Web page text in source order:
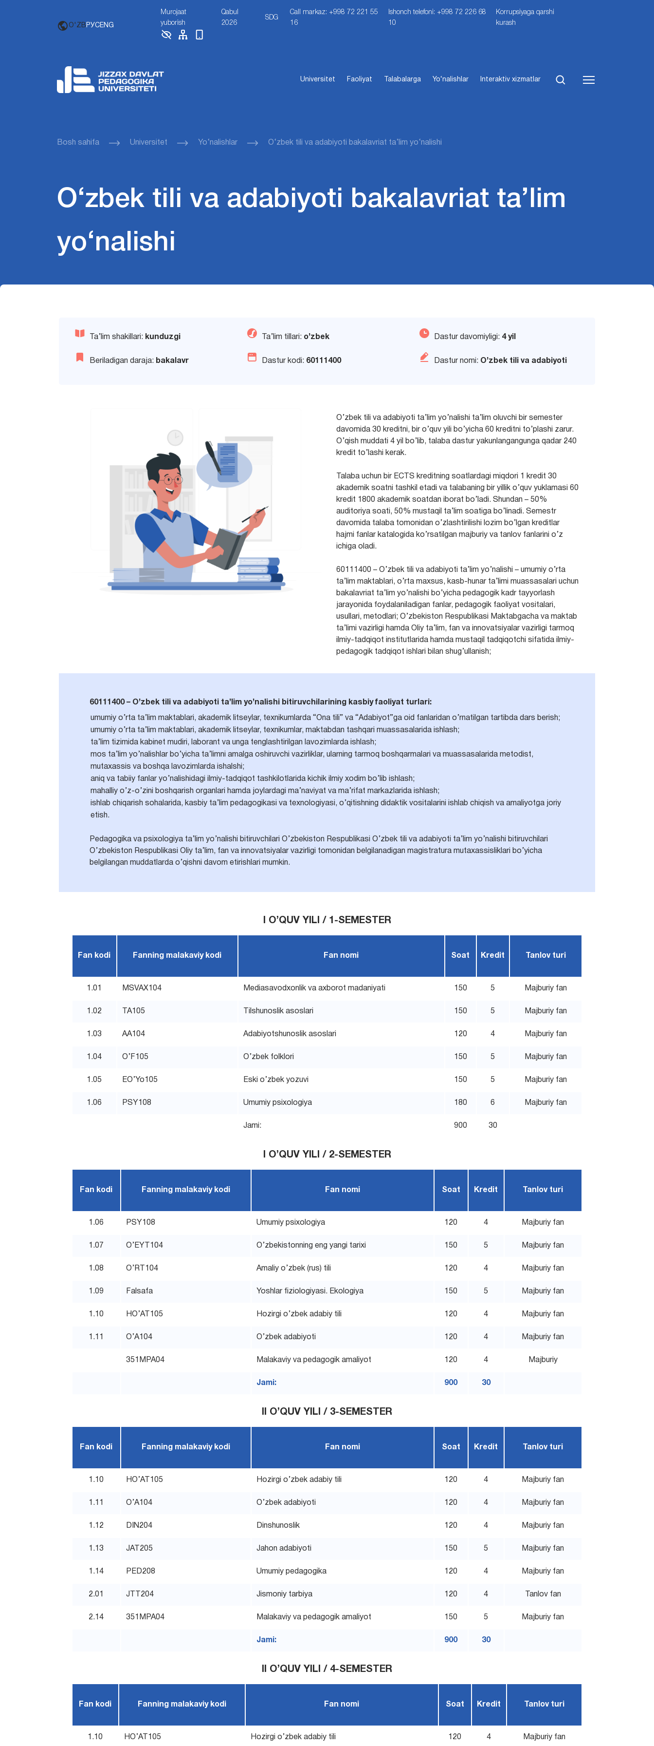
O'ZB РУСENG
Murojaat
yuborish
Qabul
2026
SDG
Call markaz: +998 72 221 55
16
Ishonch telefoni: +998 72 226 68
10
Korrupsiyaga qarshi
kurash
Universitet Faoliyat Talabalarga Yo‘nalishlar Interaktiv xizmatlar
Bosh sahifa Universitet Yo‘nalishlar O‘zbek tili va adabiyoti bakalavriat ta’lim yo‘nalishi
O‘zbek tili va adabiyoti bakalavriat ta’lim
yo‘nalishi
Ta’lim shakillari: kunduzgi
Beriladigan daraja: bakalavr
Ta’lim tillari: o’zbek
Dastur kodi: 60111400
Dastur davomiyligi: 4 yil
Dastur nomi: O’zbek tili va adabiyoti
O’zbek tili va adabiyoti ta’lim yo’nalishi ta’lim oluvchi bir semester
davomida 30 kreditni, bir o’quv yili bo’yicha 60 kreditni to’plashi zarur.
O’qish muddati 4 yil bo’lib, talaba dastur yakunlangangunga qadar 240
kredit to’lashi kerak.
Talaba uchun bir ECTS kreditning soatlardagi miqdori 1 kredit 30
akademik soatni tashkil etadi va talabaning bir yillik o’quv yuklamasi 60
kredit 1800 akademik soatdan iborat bo’ladi. Shundan – 50%
auditoriya soati, 50% mustaqil ta’lim soatiga bo’linadi. Semestr
davomida talaba tomonidan o’zlashtirilishi lozim bo’lgan kreditlar
hajmi fanlar katalogida ko’rsatilgan majburiy va tanlov fanlarini o’z
ichiga oladi.
60111400 – O’zbek tili va adabiyoti ta’lim yo’nalishi – umumiy o’rta
ta’lim maktablari, o’rta maxsus, kasb-hunar ta’limi muassasalari uchun
bakalavriat ta’lim yo’nalishi bo’yicha pedagogik kadr tayyorlash
jarayonida foydalaniladigan fanlar, pedagogik faoliyat vositalari,
usullari, metodlari; O’zbekiston Respublikasi Maktabgacha va maktab
ta’limi vazirligi hamda Oliy ta’lim, fan va innovatsiyalar vazirligi tarmoq
ilmiy-tadqiqot institutlarida hamda mustaqil tadqiqotchi sifatida ilmiy-
pedagogik tadqiqot ishlari bilan shug’ullanish;
60111400 – O’zbek tili va adabiyoti ta’lim yo’nalishi bitiruvchilarining kasbiy faoliyat turlari:
umumiy о’rta ta’lim maktablari, akademik litseylar, texnikumlarda “Ona tili” va “Adabiyot”ga oid fanlaridan o’rnatilgan tartibda dars berish;
umumiy о’rta ta’lim maktablari, akademik litseylar, texnikumlar, maktabdan tashqari muassasalarida ishlash;
ta’lim tizimida kabinet mudiri, laborant va unga tenglashtirilgan lavozimlarda ishlash;
mos ta’lim yo’nalishlar bo’yicha ta’limni amalga oshiruvchi vazirliklar, ularning tarmoq boshqarmalari va muassasalarida metodist,
mutaxassis va boshqa lavozimlarda ishalshi;
aniq va tabiiy fanlar yo’nalishidagi ilmiy-tadqiqot tashkilotlarida kichik ilmiy xodim bo’lib ishlash;
mahalliy o’z-o’zini boshqarish organlari hamda joylardagi ma’naviyat va ma’rifat markazlarida ishlash;
ishlab chiqarish sohalarida, kasbiy ta’lim pedagogikasi va texnologiyasi, o’qitishning didaktik vositalarini ishlab chiqish va amaliyotga joriy
etish.
Pedagogika va psixologiya ta’lim yo’nalishi bitiruvchilari O’zbekiston Respublikasi O’zbek tili va adabiyoti ta’lim yo’nalishi bitiruvchilari
O’zbekiston Respublikasi Oliy ta’lim, fan va innovatsiyalar vazirligi tomonidan belgilanadigan magistratura mutaxassisliklari bo’yicha
belgilangan muddatlarda o’qishni davom etirishlari mumkin.
I O’QUV YILI / 1-SEMESTER
Fan kodi Fanning malakaviy kodi Fan nomi Soat Kredit Tanlov turi
1.01 MSVAX104 Mediasavodxonlik va axborot madaniyati 150 5 Majburiy fan
1.02 TA105 Tilshunoslik asoslari 150 5 Majburiy fan
1.03 AA104 Adabiyotshunoslik asoslari 120 4 Majburiy fan
1.04 O’F105 O’zbek folklori 150 5 Majburiy fan
1.05 EO’Yo105 Eski o’zbek yozuvi 150 5 Majburiy fan
1.06 PSY108 Umumiy psixologiya 180 6 Majburiy fan
Jami: 900 30
I O’QUV YILI / 2-SEMESTER
Fan kodi Fanning malakaviy kodi Fan nomi Soat Kredit Tanlov turi
1.06 PSY108 Umumiy psixologiya 120 4 Majburiy fan
1.07 O’EYT104 O’zbekistonning eng yangi tarixi 150 5 Majburiy fan
1.08 O’RT104 Amaliy o’zbek (rus) tili 120 4 Majburiy fan
1.09 Falsafa Yoshlar fiziologiyasi. Ekologiya 150 5 Majburiy fan
1.10 HO’AT105 Hozirgi o’zbek adabiy tili 120 4 Majburiy fan
1.11 O’A104 O’zbek adabiyoti 120 4 Majburiy fan
351MPA04 Malakaviy va pedagogik amaliyot 120 4 Majburiy
Jami: 900 30
II O’QUV YILI / 3-SEMESTER
Fan kodi Fanning malakaviy kodi Fan nomi Soat Kredit Tanlov turi
1.10 HO’AT105 Hozirgi o’zbek adabiy tili 120 4 Majburiy fan
1.11 O’A104 O’zbek adabiyoti 120 4 Majburiy fan
1.12 DIN204 Dinshunoslik 120 4 Majburiy fan
1.13 JAT205 Jahon adabiyoti 150 5 Majburiy fan
1.14 PED208 Umumiy pedagogika 120 4 Majburiy fan
2.01 JTT204 Jismoniy tarbiya 120 4 Tanlov fan
2.14 351MPA04 Malakaviy va pedagogik amaliyot 150 5 Majburiy fan
Jami: 900 30
II O’QUV YILI / 4-SEMESTER
Fan kodi Fanning malakaviy kodi Fan nomi Soat Kredit Tanlov turi
1.10 HO’AT105 Hozirgi o’zbek adabiy tili 120 4 Majburiy fan